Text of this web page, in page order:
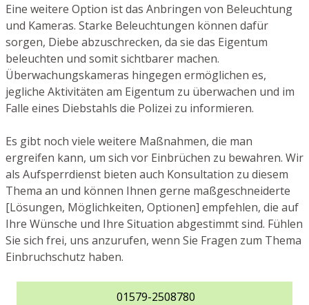
Eine weitere Option ist das Anbringen von Beleuchtung
und Kameras. Starke Beleuchtungen können dafür
sorgen, Diebe abzuschrecken, da sie das Eigentum
beleuchten und somit sichtbarer machen.
Überwachungskameras hingegen ermöglichen es,
jegliche Aktivitäten am Eigentum zu überwachen und im
Falle eines Diebstahls die Polizei zu informieren.
Es gibt noch viele weitere Maßnahmen, die man
ergreifen kann, um sich vor Einbrüchen zu bewahren. Wir
als Aufsperrdienst bieten auch Konsultation zu diesem
Thema an und können Ihnen gerne maßgeschneiderte
[Lösungen, Möglichkeiten, Optionen] empfehlen, die auf
Ihre Wünsche und Ihre Situation abgestimmt sind. Fühlen
Sie sich frei, uns anzurufen, wenn Sie Fragen zum Thema
Einbruchschutz haben.
01579-2508780